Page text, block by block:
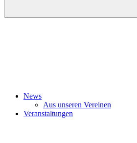
News
Aus unseren Vereinen
Veranstaltungen